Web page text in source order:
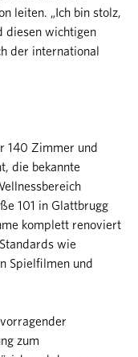
leiten. „Ich bin stolz,
diesen wichtigen
der international
140 Zimmer und
die bekannte
101 in Glattbrugg
komplett renoviert
wie
Spielfilmen und
zum